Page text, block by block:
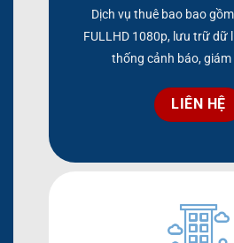
Dịch vụ thuê bao bao
FULLHD 1080p, lưu trữ dữ
thống cảnh báo,
LIÊN HỆ